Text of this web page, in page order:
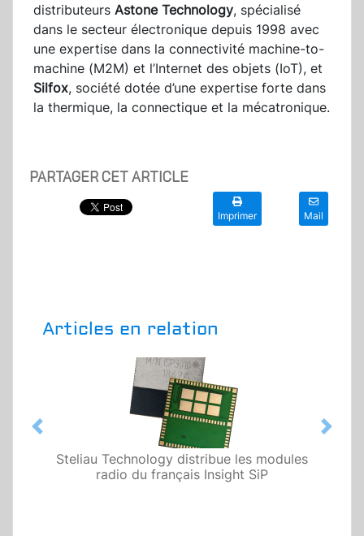
distributeurs Astone Technology, spécialisé
dans le secteur électronique depuis 1998 avec
une expertise dans la connectivité machine-to-
machine (M2M) et l’Internet des objets (IoT), et
Silfox, société dotée d’une expertise forte dans
la thermique, la connectique et la mécatronique.
PARTAGER CET ARTICLE
Imprimer Mail
Articles en relation
Steliau Technology distribue les modules
radio du français Insight SiP
Previous Next